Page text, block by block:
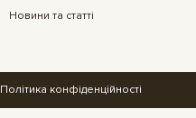
Новини та статті
Політика конфіденційності